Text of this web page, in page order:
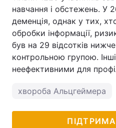
навчання і обстежень. У
деменція, однак у тих,
обробки інформації,
був на 29 відсотків
контрольною групою.
неефективними для
хвороба Альцгеймера